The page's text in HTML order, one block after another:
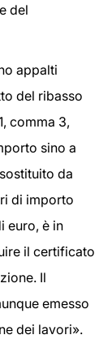
del
appalti
del ribasso
comma 3,
sino a
da
di importo
euro, è in
il certificato
Il
emesso
dei lavori».